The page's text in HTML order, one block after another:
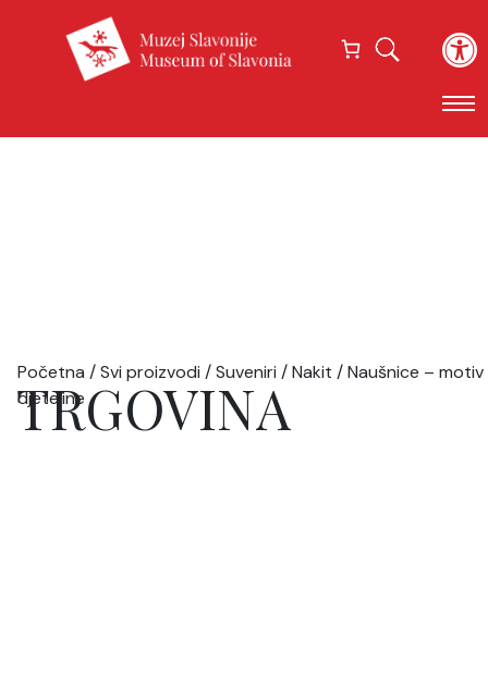
Početna /Svi proizvodi /Suveniri /Nakit / Naušnice – motiv
djeteline
TRGOVINA